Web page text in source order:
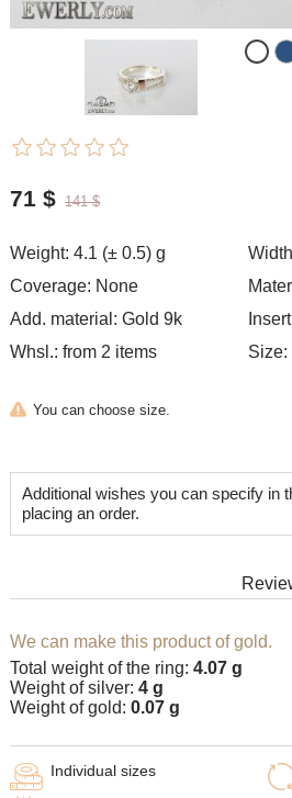
71 $ 141 $
Weight: 4.1 (± 0.5) g
Coverage: None
Add. material: Gold 9k
Whsl.: from 2 items
Size:
You can choose size.
Additional wishes you can specify in
placing an order.
We can make this product of gold.
Total weight of the ring: 4.07 g
Weight of silver: 4 g
Weight of gold: 0.07 g
Individual sizes